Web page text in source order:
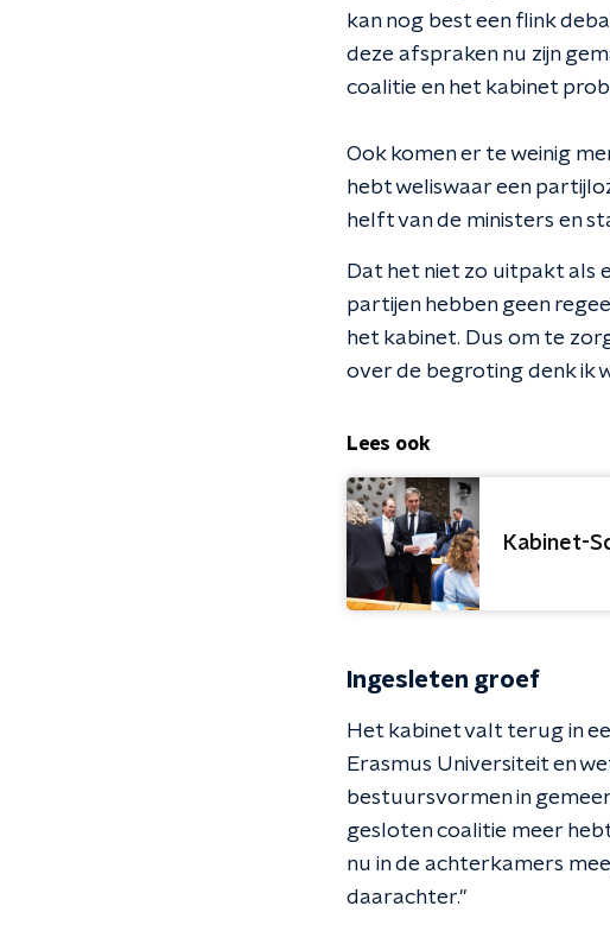
kan nog best een flink
deze afspraken nu zijn
coalitie en het kabinet
Ook komen er te weinig
hebt weliswaar een
helft van de ministers en
Dat het niet zo uitpakt als
partijen hebben geen
het kabinet. Dus om te
over de begroting denk ik
Lees ook
Kabinet-
Ingesleten groef
Het kabinet valt terug in
Erasmus Universiteit en
bestuursvormen in
gesloten coalitie meer
nu in de achterkamers
daarachter."